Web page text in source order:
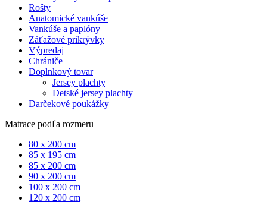
Rošty
Anatomické vankúše
Vankúše a paplóny
Záťažové prikrývky
Výpredaj
Chrániče
Doplnkový tovar
Jersey plachty
Detské jersey plachty
Darčekové poukážky
Matrace podľa rozmeru
80 x 200 cm
85 x 195 cm
85 x 200 cm
90 x 200 cm
100 x 200 cm
120 x 200 cm